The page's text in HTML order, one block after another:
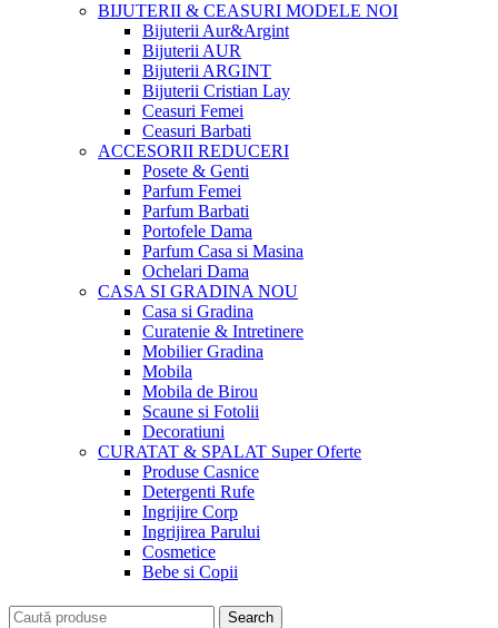
BIJUTERII & CEASURI MODELE NOI
Bijuterii Aur&Argint
Bijuterii AUR
Bijuterii ARGINT
Bijuterii Cristian Lay
Ceasuri Femei
Ceasuri Barbati
ACCESORII REDUCERI
Posete & Genti
Parfum Femei
Parfum Barbati
Portofele Dama
Parfum Casa si Masina
Ochelari Dama
CASA SI GRADINANOU
Casa si Gradina
Curatenie & Intretinere
Mobilier Gradina
Mobila
Mobila de Birou
Scaune si Fotolii
Decoratiuni
CURATAT & SPALAT Super Oferte
Produse Casnice
Detergenti Rufe
Ingrijire Corp
Ingrijirea Parului
Cosmetice
Bebe si Copii
Search